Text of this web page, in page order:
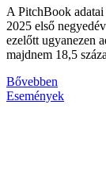
A PitchBook adatai
2025 első
ezelőtt ugyanezen
majdnem 18,5
Bővebben
Események